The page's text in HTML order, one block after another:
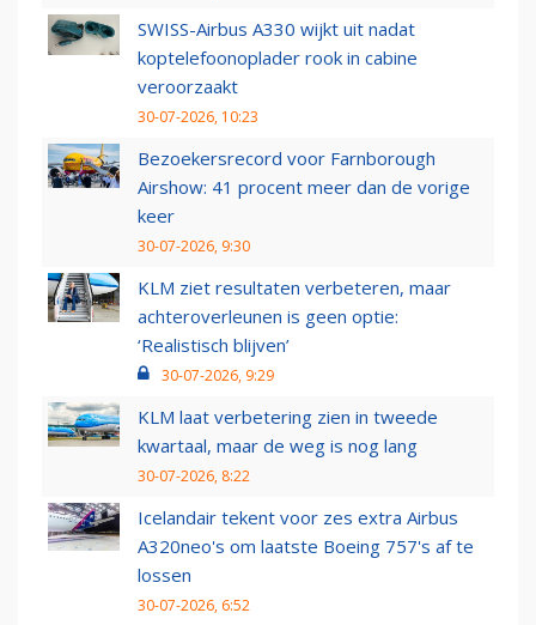
SWISS-Airbus A330 wijkt uit nadat
koptelefoonoplader rook in cabine
veroorzaakt
30-07-2026, 10:23
Bezoekersrecord voor Farnborough
Airshow: 41 procent meer dan de vorige
keer
30-07-2026, 9:30
KLM ziet resultaten verbeteren, maar
achteroverleunen is geen optie:
‘Realistisch blijven’
30-07-2026, 9:29
KLM laat verbetering zien in tweede
kwartaal, maar de weg is nog lang
30-07-2026, 8:22
Icelandair tekent voor zes extra Airbus
A320neo's om laatste Boeing 757's af te
lossen
30-07-2026, 6:52